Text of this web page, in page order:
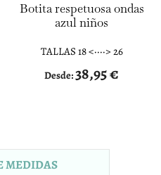
Botita respetuosa ondas
azul niños
TALLAS 18 <····> 26
Desde:38,95€
MEDIDAS